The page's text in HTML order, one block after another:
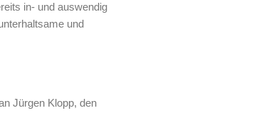
in- und auswendig
und
Jürgen Klopp, den